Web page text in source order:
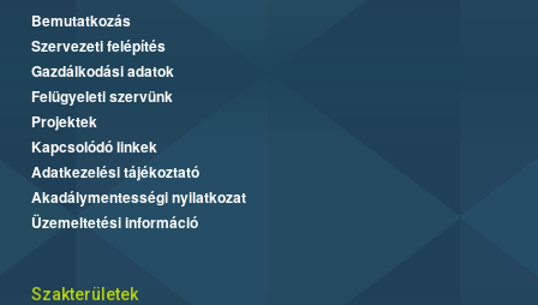
Bemutatkozás
Szervezeti felépítés
Gazdálkodási adatok
Felügyeleti szervünk
Projektek
Kapcsolódó linkek
Adatkezelési tájékoztató
Akadálymentességi nyilatkozat
Üzemeltetési információ
Szakterületek